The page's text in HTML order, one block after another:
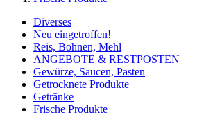
Diverses
Neu eingetroffen!
Reis, Bohnen, Mehl
ANGEBOTE & RESTPOSTEN
Gewürze, Saucen, Pasten
Getrocknete Produkte
Getränke
Frische Produkte